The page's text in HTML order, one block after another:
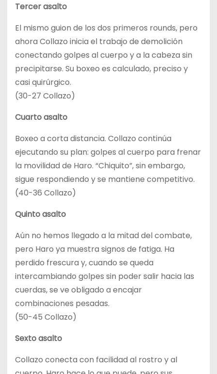
Tercer asalto
El mismo guion de los dos primeros rounds, pero
ahora Collazo inicia el trabajo de demolición
conectando golpes al cuerpo y a la cabeza sin
precipitarse. Su boxeo es calculado, preciso y
casi quirúrgico.
(30-27 Collazo)
Cuarto asalto
Boxeo a corta distancia. Collazo continúa
ejecutando su plan: golpes al cuerpo para frenar
la movilidad de Haro. “Chiquito”, sin embargo,
sigue respondiendo y se mantiene competitivo.
(40-36 Collazo)
Quinto asalto
Aún no hemos llegado a la mitad del combate,
pero Haro ya muestra signos de fatiga. Ha
perdido frescura y, cuando se queda
intercambiando golpes sin poder salir hacia las
cuerdas, se ve obligado a encajar
combinaciones pesadas.
(50-45 Collazo)
Sexto asalto
Collazo conecta con facilidad al rostro y al